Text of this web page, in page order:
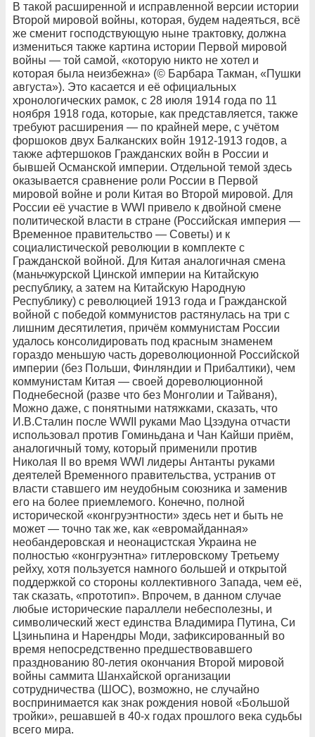
В такой расширенной и исправленной версии истории
Второй мировой войны, которая, будем надеяться, всё
же сменит господствующую ныне трактовку, должна
измениться также картина истории Первой мировой
войны — той самой, «которую никто не хотел и
которая была неизбежна» (© Барбара Такман, «Пушки
августа»). Это касается и её официальных
хронологических рамок, с 28 июля 1914 года по 11
ноября 1918 года, которые, как представляется, также
требуют расширения — по крайней мере, с учётом
форшоков двух Балканских войн 1912-1913 годов, а
также афтершоков Гражданских войн в России и
бывшей Османской империи. Отдельной темой здесь
оказывается сравнение роли России в Первой
мировой войне и роли Китая во Второй мировой. Для
России её участие в WWI привело к двойной смене
политической власти в стране (Российская империя —
Временное правительство — Советы) и к
социалистической революции в комплекте с
Гражданской войной. Для Китая аналогичная смена
(маньчжурской Цинской империи на Китайскую
республику, а затем на Китайскую Народную
Республику) с революцией 1913 года и Гражданской
войной с победой коммунистов растянулась на три с
лишним десятилетия, причём коммунистам России
удалось консолидировать под красным знаменем
гораздо меньшую часть дореволюционной Российской
империи (без Польши, Финляндии и Прибалтики), чем
коммунистам Китая — своей дореволюционной
Поднебесной (разве что без Монголии и Тайваня),
Можно даже, с понятными натяжками, сказать, что
И.В.Сталин после WWII руками Мао Цзэдуна отчасти
использовал против Гоминьдана и Чан Кайши приём,
аналогичный тому, который применили против
Николая II во время WWI лидеры Антанты руками
деятелей Временного правительства, устранив от
власти ставшего им неудобным союзника и заменив
его на более приемлемого. Конечно, полной
исторической «конгруэнтности» здесь нет и быть не
может — точно так же, как «евромайданная»
необандеровская и неонацистская Украина не
полностью «конгруэнтна» гитлеровскому Третьему
рейху, хотя пользуется намного большей и открытой
поддержкой со стороны коллективного Запада, чем её,
так сказать, «прототип». Впрочем, в данном случае
любые исторические параллели небесполезны, и
символический жест единства Владимира Путина, Си
Цзиньпина и Нарендры Моди, зафиксированный во
время непосредственно предшествовавшего
празднованию 80-летия окончания Второй мировой
войны саммита Шанхайской организации
сотрудничества (ШОС), возможно, не случайно
воспринимается как знак рождения новой «Большой
тройки», решавшей в 40-х годах прошлого века судьбы
всего мира.